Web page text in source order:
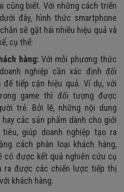
cũng biết. Với những cách triển
đây, hình thức smartphone
sẽ gặt hái nhiều hiệu quả và
cụ thể:
hàng: Với mỗi phương thức
nghiệp cần xác định đối
tiếp cận hiệu quả. Ví dụ, với
game thì đối tượng được
trẻ. Bởi lẽ, những nội dung
các sản phẩm dành cho giới
giúp doanh nghiệp tạo ra
cách phân loại khách hàng,
có được kết quả nghiên cứu cụ
ra được các chiến lược tiếp thị
khách hàng.